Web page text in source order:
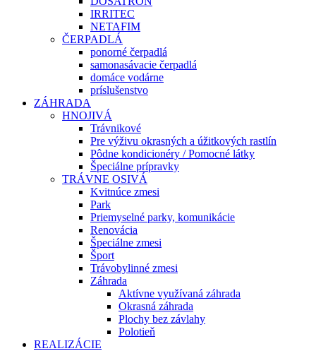
IRRITEC
NETAFIM
ČERPADLÁ
ponorné čerpadlá
samonasávacie čerpadlá
domáce vodárne
príslušenstvo
ZÁHRADA
HNOJIVÁ
Trávnikové
Pre výživu okrasných a úžitkových rastlín
Pôdne kondicionéry / Pomocné látky
Špeciálne prípravky
TRÁVNE OSIVÁ
Kvitnúce zmesi
Park
Priemyselné parky, komunikácie
Renovácia
Špeciálne zmesi
Šport
Trávobylinné zmesi
Záhrada
Aktívne využívaná záhrada
Okrasná záhrada
Plochy bez závlahy
Polotieň
REALIZÁCIE